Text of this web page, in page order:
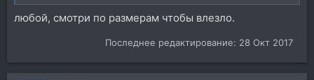
любой, смотри по размерам чтобы влезло.
Последнее редактирование: 28 Окт 2017